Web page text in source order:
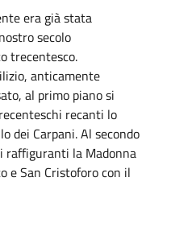
era già stata
secolo
trecentesco.
anticamente
al primo piano si
recanti lo
dei Carpani. Al secondo
raffiguranti la Madonna
e San Cristoforo con il